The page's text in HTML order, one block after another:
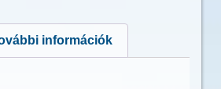
információk